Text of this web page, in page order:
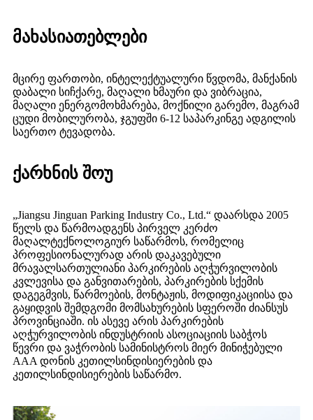
მახასიათებლები
მცირე ფართობი, ინტელექტუალური წვდომა, მანქანის
დაბალი სიჩქარე, მაღალი ხმაური და ვიბრაცია,
მაღალი ენერგომოხმარება, მოქნილი გარემო, მაგრამ
ცუდი მობილურობა, ჯგუფში 6-12 საპარკინგე ადგილის
საერთო ტევადობა.
ქარხნის შოუ
„Jiangsu Jinguan Parking Industry Co., Ltd.“ დაარსდა 2005
წელს და წარმოადგენს პირველ კერძო
მაღალტექნოლოგიურ საწარმოს, რომელიც
პროფესიონალურად არის დაკავებული
მრავალსართულიანი პარკირების აღჭურვილობის
კვლევისა და განვითარების, პარკირების სქემის
დაგეგმვის, წარმოების, მონტაჟის, მოდიფიკაციისა და
გაყიდვის შემდგომი მომსახურების სფეროში ძიანსუს
პროვინციაში. ის ასევე არის პარკირების
აღჭურვილობის ინდუსტრიის ასოციაციის საბჭოს
წევრი და ვაჭრობის სამინისტროს მიერ მინიჭებული
AAA დონის კეთილსინდისიერების და
კეთილსინდისიერების საწარმო.